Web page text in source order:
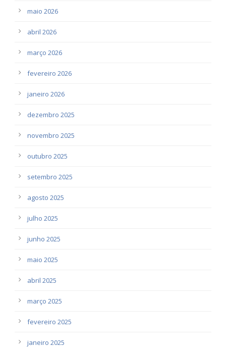
maio 2026
abril 2026
março 2026
fevereiro 2026
janeiro 2026
dezembro 2025
novembro 2025
outubro 2025
setembro 2025
agosto 2025
julho 2025
junho 2025
maio 2025
abril 2025
março 2025
fevereiro 2025
janeiro 2025